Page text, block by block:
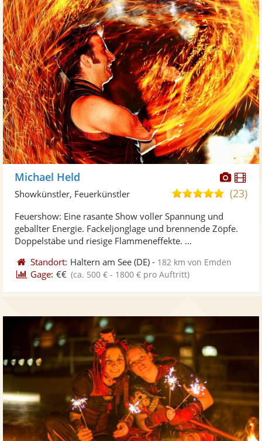
Michael Held
5,0
Sternen
(23)
Showkünstler, Feuerkünstler
Feuershow: Eine rasante Show voller Spannung und
geballter Energie. Fackeljonglage und brennende Zöpfe.
Doppelstäbe und riesige Flammeneffekte. ...
Standort: Haltern am See (DE) - 182 km von Emden
Gage: €€ (ca. 500 € - 1800 € pro Auftritt)